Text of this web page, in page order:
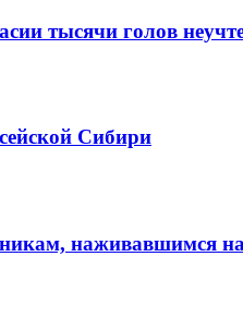
тысячи голов
Сибири
наживавшимся